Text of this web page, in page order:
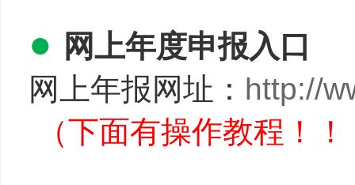
●
网上年度申报入口
网上年报网址： http://
（下面有操作教程！